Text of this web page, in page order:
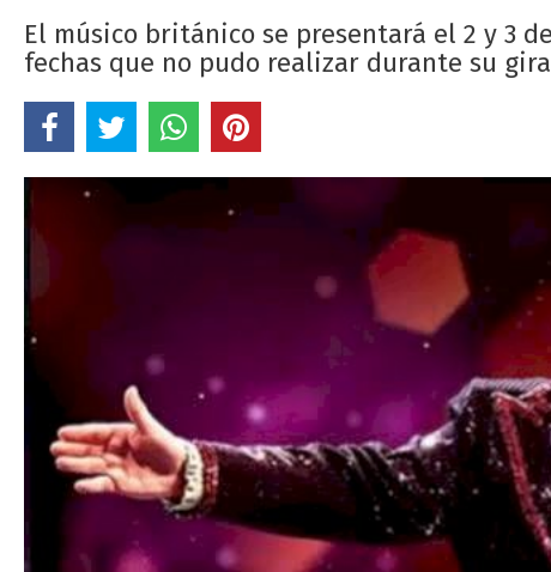
El músico británico se presentará el 2 y 3
fechas que no pudo realizar durante su